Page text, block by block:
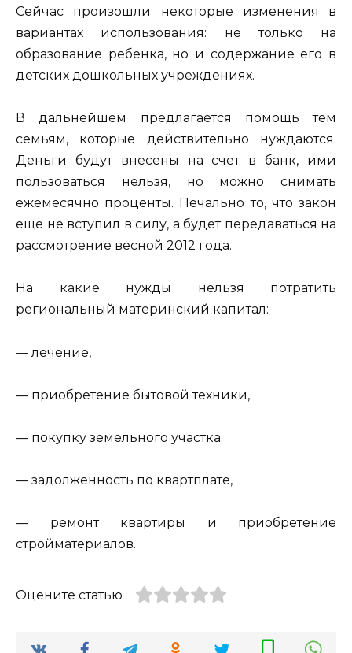
Сейчас произошли некоторые изменения в
вариантах использования: не только на
образование ребенка, но и содержание его в
детских дошкольных учреждениях.
В дальнейшем предлагается помощь тем
семьям, которые действительно нуждаются.
Деньги будут внесены на счет в банк, ими
пользоваться нельзя, но можно снимать
ежемесячно проценты. Печально то, что закон
еще не вступил в силу, а будет передаваться на
рассмотрение весной 2012 года.
На какие нужды нельзя потратить
региональный материнский капитал:
— лечение,
— приобретение бытовой техники,
— покупку земельного участка.
— задолженность по квартплате,
— ремонт квартиры и приобретение
стройматериалов.
Оцените статью